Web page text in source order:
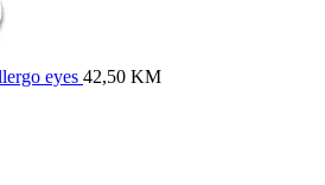
eyes 42,50 KM